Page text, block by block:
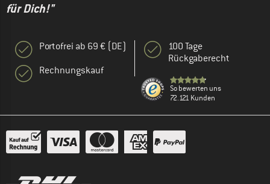
für Dich!"
Portofrei ab 69 € (DE)
Rechnungskauf
100 Tage
Rückgaberecht
So bewerten uns
72.121 Kunden